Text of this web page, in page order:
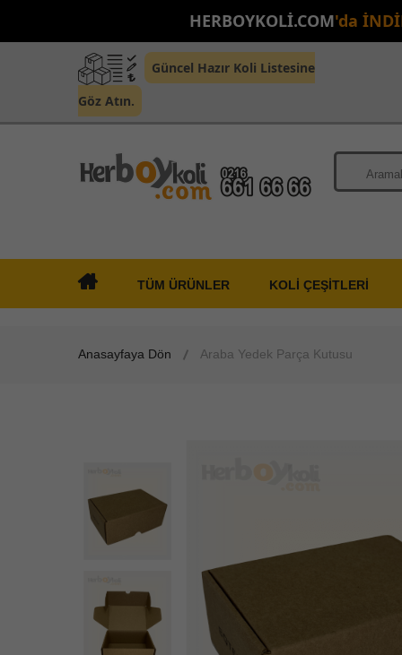
HERBOYKOLİ.COM'da
Güncel Hazır Koli Listesine
Göz Atın.
TÜM ÜRÜNLER KOLİ ÇEŞİTLERİ
Anasayfaya Dön Araba Yedek Parça Kutusu